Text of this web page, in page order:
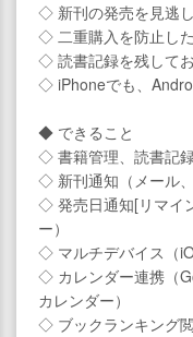
◇ 新刊の発売を見逃
◇ 二重購入を防止し
◇ 読書記録を残して
◇ iPhoneでも、
◆ できること
◇ 書籍管理、読書記
◇ 新刊通知（メール
◇ 発売日通知[リマイ
ー）
◇ マルチデバイス（
◇ カレンダー連携（
カレンダー）
◇ ブックランキング